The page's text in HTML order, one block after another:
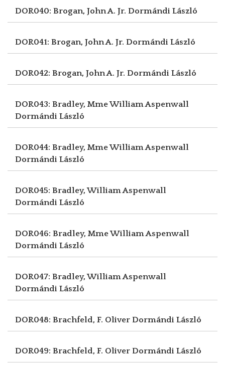
DOR040: Brogan, John A. Jr. Dormándi László
DOR041: Brogan, John A. Jr. Dormándi László
DOR042: Brogan, John A. Jr. Dormándi László
DOR043: Bradley, Mme William Aspenwall
Dormándi László
DOR044: Bradley, Mme William Aspenwall
Dormándi László
DOR045: Bradley, William Aspenwall
Dormándi László
DOR046: Bradley, Mme William Aspenwall
Dormándi László
DOR047: Bradley, William Aspenwall
Dormándi László
DOR048: Brachfeld, F. Oliver Dormándi László
DOR049: Brachfeld, F. Oliver Dormándi László